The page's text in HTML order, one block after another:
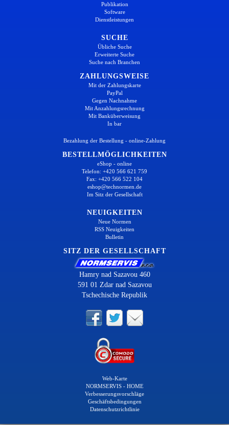
Publikation
Software
Dienstleistungen
SUCHE
Übliche Suche
Erweiterte Suche
Suche nach Branchen
ZAHLUNGSWEISE
Mit der Zahlungskarte
PayPal
Gegen Nachnahme
Mit Anzahlungsrechnung
Mit Banküberweisung
In bar
Bezahlung der Bestellung - online-Zahlung
BESTELLMÖGLICHKEITEN
eShop - online
Telefon: +420 566 621 759
Fax: +420 566 522 104
eshop@technormen.de
Im Sitz der Gesellschaft
NEUIGKEITEN
Neue Normen
RSS Neuigkeiten
Bulletin
SITZ DER GESELLSCHAFT
Hamry nad Sazavou 460
591 01 Zdar nad Sazavou
Tschechische Republik
Web-Karte
NORMSERVIS - HOME
Verbesserungsvorschläge
Geschäftsbedingungen
Datenschutzrichtlinie